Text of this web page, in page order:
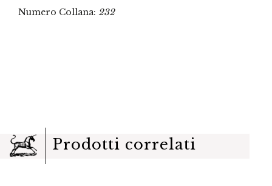
Numero Collana: 232
Prodotti correlati